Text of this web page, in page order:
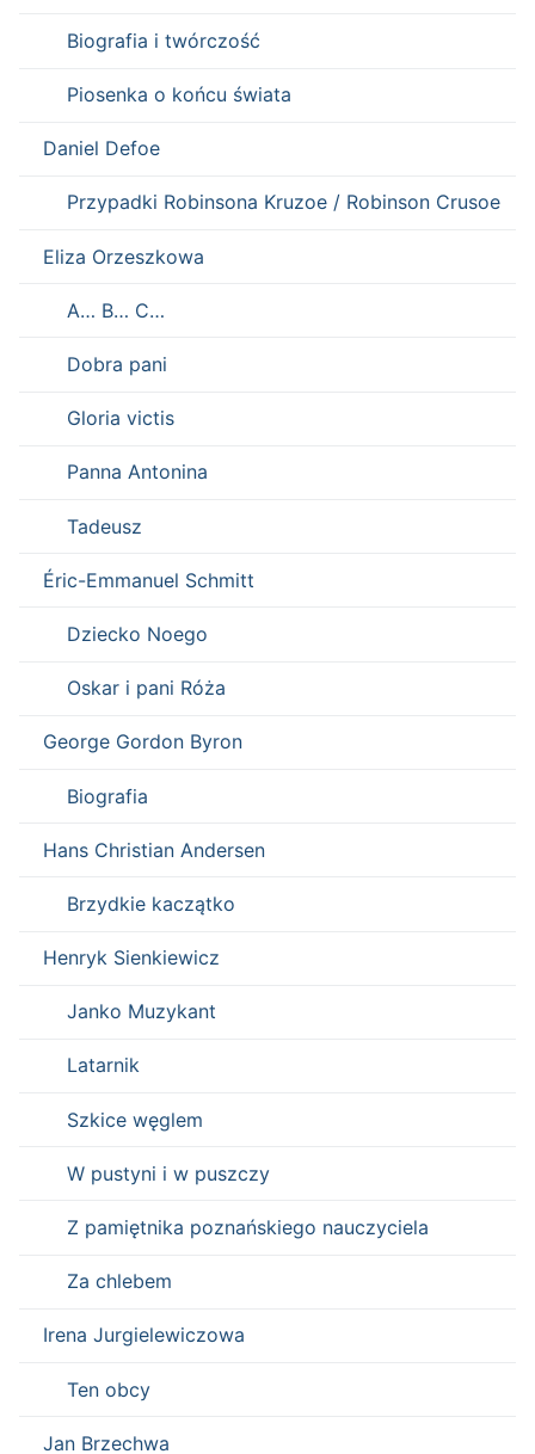
Biografia i twórczość
Piosenka o końcu świata
Daniel Defoe
Przypadki Robinsona Kruzoe / Robinson Crusoe
Eliza Orzeszkowa
A… B… C…
Dobra pani
Gloria victis
Panna Antonina
Tadeusz
Éric-Emmanuel Schmitt
Dziecko Noego
Oskar i pani Róża
George Gordon Byron
Biografia
Hans Christian Andersen
Brzydkie kaczątko
Henryk Sienkiewicz
Janko Muzykant
Latarnik
Szkice węglem
W pustyni i w puszczy
Z pamiętnika poznańskiego nauczyciela
Za chlebem
Irena Jurgielewiczowa
Ten obcy
Jan Brzechwa